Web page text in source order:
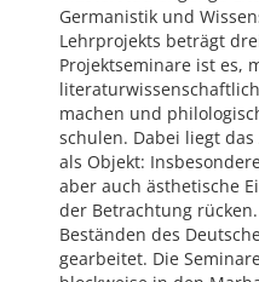
Germanistik und
Lehrprojekts beträgt
Projektseminare ist es,
machen und
schulen. Dabei liegt
als Objekt:
aber auch ästhetische
der Betrachtung
Beständen des
gearbeitet. Die